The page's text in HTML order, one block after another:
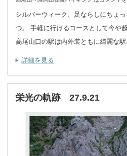
シルバーウィーク、足ならしにちょ
つ。 手軽に行けるコースとして今や
高尾山口の駅は内外装ともに綺麗な
詳細を見る
栄光の軌跡 27.9.21